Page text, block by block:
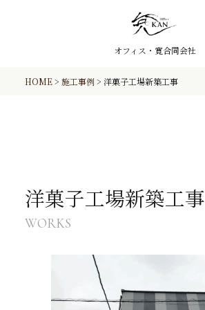
オフィス・寛合同会社
HOME> 施工事例> 洋菓子工場新築工事
洋菓子工場新築工事
WORKS